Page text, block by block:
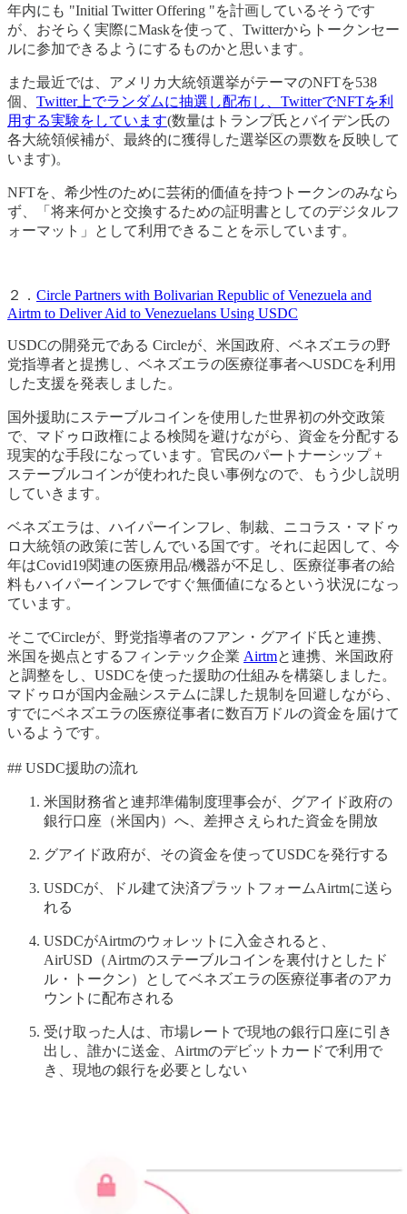
年内にも "Initial Twitter Offering "を計画しているそうです
が、おそらく実際にMaskを使って、Twitterからトークンセー
ルに参加できるようにするものかと思います。
また最近では、アメリカ大統領選挙がテーマのNFTを538
個、 Twitter上でランダムに抽選し配布し、TwitterでNFTを利
用する実験をしています(数量はトランプ氏とバイデン氏の
各大統領候補が、最終的に獲得した選挙区の票数を反映して
います)。
NFTを、希少性のために芸術的価値を持つトークンのみなら
ず、「将来何かと交換するための証明書としてのデジタルフ
ォーマット」として利用できることを示しています。
２． Circle Partners with Bolivarian Republic of Venezuela and
Airtm to Deliver Aid to Venezuelans Using USDC
USDCの開発元である Circleが、米国政府、ベネズエラの野
党指導者と提携し、ベネズエラの医療従事者へUSDCを利用
した支援を発表しました。
国外援助にステーブルコインを使用した世界初の外交政策
で、マドゥロ政権による検閲を避けながら、資金を分配する
現実的な手段になっています。官民のパートナーシップ +
ステーブルコインが使われた良い事例なので、もう少し説明
していきます。
ベネズエラは、ハイパーインフレ、制裁、ニコラス・マドゥ
ロ大統領の政策に苦しんでいる国です。それに起因して、今
年はCovid19関連の医療用品/機器が不足し、医療従事者の給
料もハイパーインフレですぐ無価値になるという状況になっ
ています。
そこでCircleが、野党指導者のフアン・グアイド氏と連携、
米国を拠点とするフィンテック企業 Airtmと連携、米国政府
と調整をし、USDCを使った援助の仕組みを構築しました。
マドゥロが国内金融システムに課した規制を回避しながら、
すでにベネズエラの医療従事者に数百万ドルの資金を届けて
いるようです。
## USDC援助の流れ
米国財務省と連邦準備制度理事会が、グアイド政府の
銀行口座（米国内）へ、差押さえられた資金を開放
グアイド政府が、その資金を使ってUSDCを発行する
USDCが、ドル建て決済プラットフォームAirtmに送ら
れる
USDCがAirtmのウォレットに入金されると、
AirUSD（Airtmのステーブルコインを裏付けとしたド
ル・トークン）としてベネズエラの医療従事者のアカ
ウントに配布される
受け取った人は、市場レートで現地の銀行口座に引き
出し、誰かに送金、Airtmのデビットカードで利用で
き、現地の銀行を必要としない